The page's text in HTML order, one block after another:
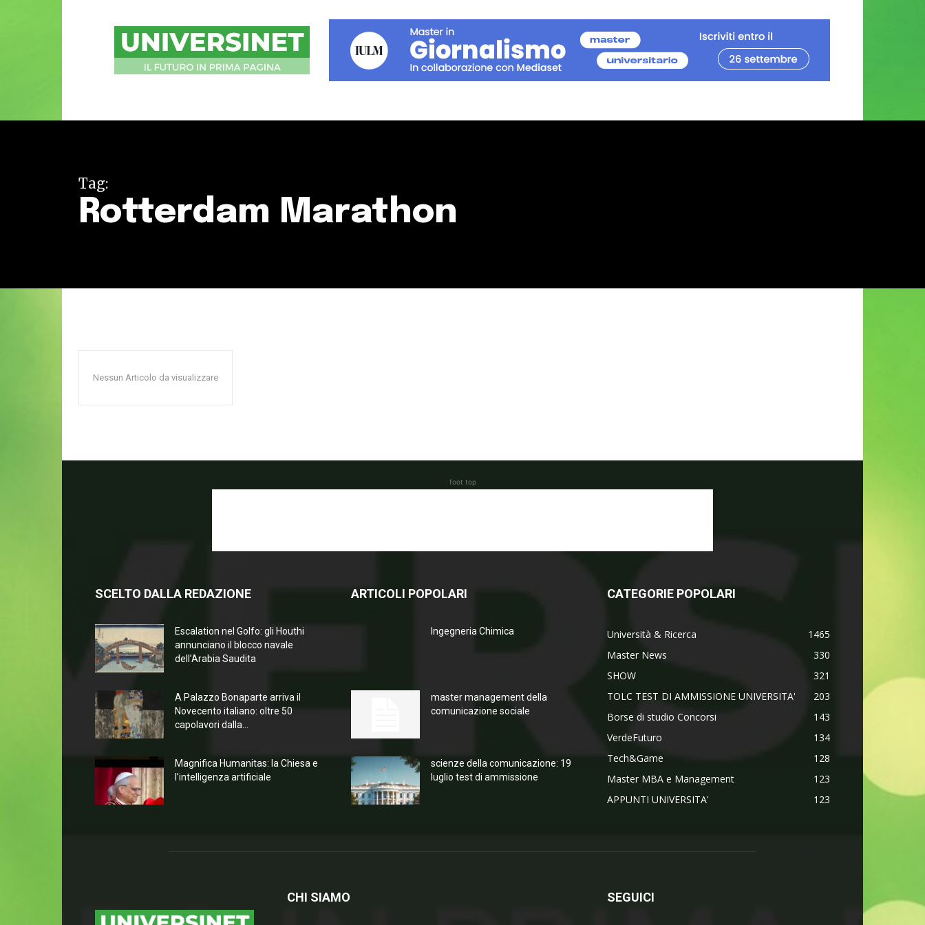
UniversiNet
Magazine
Tag:
Rotterdam Marathon
Nessun Articolo da visualizzare
foot top
SCELTO DALLA REDAZIONE
Escalation nel Golfo: gli Houthi
annunciano il blocco navale
dell’Arabia Saudita
A Palazzo Bonaparte arriva il
Novecento italiano: oltre 50
capolavori dalla...
Magnifica Humanitas: la Chiesa e
l’intelligenza artificiale
ARTICOLI POPOLARI
Ingegneria Chimica
master management della
comunicazione sociale
scienze della comunicazione: 19
luglio test di ammissione
CATEGORIE POPOLARI
Università & Ricerca
1465
Master News
330
SHOW
321
TOLC TEST DI AMMISSIONE UNIVERSITA'
203
Borse di studio Concorsi
143
VerdeFuturo
134
Tech&Game
128
Master MBA e Management
123
APPUNTI UNIVERSITA'
123
CHI SIAMO SEGUICI